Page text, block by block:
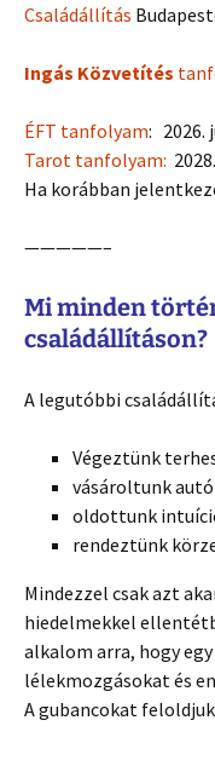
Családállítás
Ingás Közvetítés
ÉFT tanfolyam: 2026.
Tarot tanfolyam:
Ha korábban
—————–
Mi minden
családállításon?
A legutóbbi
Végeztünk
vásároltunk
oldottunk
rendeztünk
Mindezzel csak azt
hiedelmekkel
alkalom arra, hogy
lélekmozgásokat és
A gubancokat